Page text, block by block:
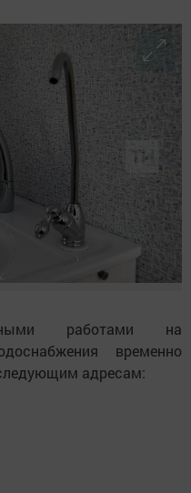
работами на
временно
адресам: